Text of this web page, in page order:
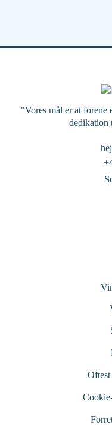
"Vores mål er at
dedikation
Oftest